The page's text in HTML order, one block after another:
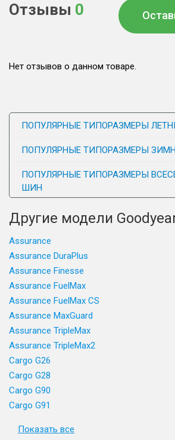
Отзывы 0
Нет отзывов о данном товаре.
ПОПУЛЯРНЫЕ ТИПОРАЗМЕРЫ
ПОПУЛЯРНЫЕ ТИПОРАЗМЕРЫ
ПОПУЛЯРНЫЕ ТИПОРАЗМЕРЫ
ШИН
Другие модели
Assurance
Assurance DuraPlus
Assurance Finesse
Assurance FuelMax
Assurance FuelMax CS
Assurance MaxGuard
Assurance TripleMax
Assurance TripleMax2
Cargo G26
Cargo G28
Cargo G90
Cargo G91
Показать все